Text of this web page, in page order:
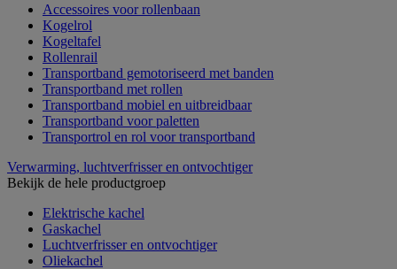
Accessoires voor rollenbaan
Kogelrol
Kogeltafel
Rollenrail
Transportband gemotoriseerd met banden
Transportband met rollen
Transportband mobiel en uitbreidbaar
Transportband voor paletten
Transportrol en rol voor transportband
Verwarming, luchtverfrisser en ontvochtiger
Bekijk de hele productgroep
Elektrische kachel
Gaskachel
Luchtverfrisser en ontvochtiger
Oliekachel